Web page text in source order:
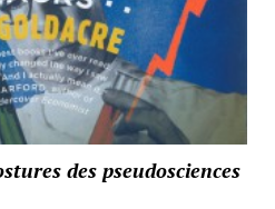
des pseudosciences